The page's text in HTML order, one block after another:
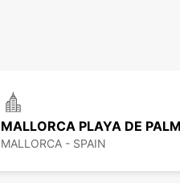
MALLORCA - SPAIN